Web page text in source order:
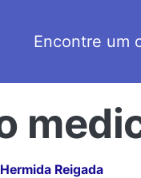
Encontre um
Reigada